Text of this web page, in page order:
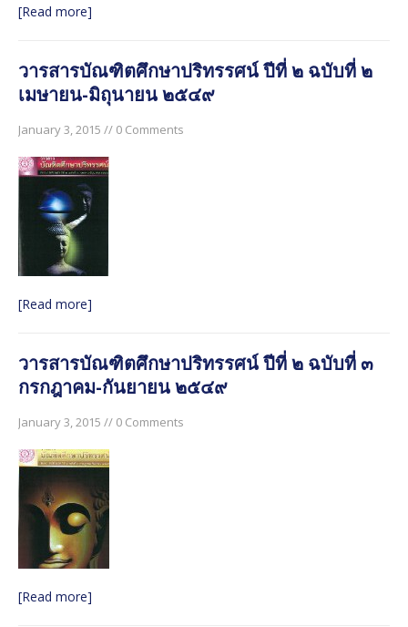
มิถุนายน ๒๕๖๐
วารสารบัณฑิตศึกษาปริทรรศน์ ใช้ระบบ ThaiJO ตั้งแต่ปีที่
[Read more]
วารสารบัณฑิตศึกษาปริทรรศน์ ปีที่ ๒ ฉบับที่ ๒
เมษายน-มิถุนายน ๒๕๔๙
January 3, 2015 // 0 Comments
[Read more]
วารสารบัณฑิตศึกษาปริทรรศน์ ปีที่ ๒ ฉบับที่ ๓
กรกฎาคม-กันยายน ๒๕๔๙
January 3, 2015 // 0 Comments
[Read more]